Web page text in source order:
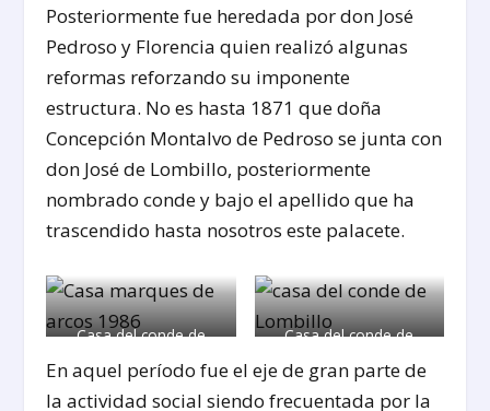
Posteriormente fue heredada por don José
Pedroso y Florencia quien realizó algunas
reformas reforzando su imponente
estructura. No es hasta 1871 que doña
Concepción Montalvo de Pedroso se junta con
don José de Lombillo, posteriormente
nombrado conde y bajo el apellido que ha
trascendido hasta nosotros este palacete.
Casa del conde de
Lombillo en 1986.
Casa del conde de
Lombillo (al fondo) en
los años 50.
En aquel período fue el eje de gran parte de
la actividad social siendo frecuentada por la